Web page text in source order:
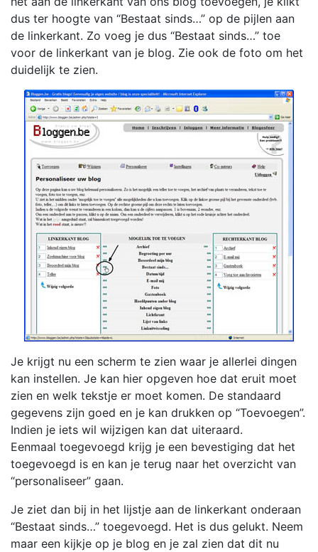
dus ter hoogte van “Bestaat sinds…” op de pijlen aan
de linkerkant. Zo voeg je dus “Bestaat sinds…” toe
voor de linkerkant van je blog. Zie ook de foto om het
duidelijk te zien.
Je krijgt nu een scherm te zien waar je allerlei dingen
kan instellen. Je kan hier opgeven hoe dat eruit moet
zien en welk tekstje er moet komen. De standaard
gegevens zijn goed en je kan drukken op “Toevoegen”.
Indien je iets wil wijzigen kan dat uiteraard.
Eenmaal toegevoegd krijg je een bevestiging dat het
toegevoegd is en kan je terug naar het overzicht van
“personaliseer” gaan.
Je ziet dan bij in het lijstje aan de linkerkant onderaan
“Bestaat sinds…” toegevoegd. Het is dus gelukt. Neem
maar een kijkje op je blog en je zal zien dat dit nu